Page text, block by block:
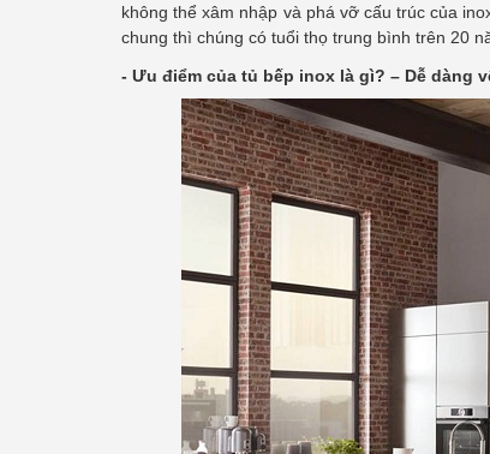
không thể xâm nhập và phá vỡ cấu trúc của
chung thì chúng có tuổi thọ trung bình trên 20
- Ưu điểm của tủ bếp inox là gì? – Dễ dàng